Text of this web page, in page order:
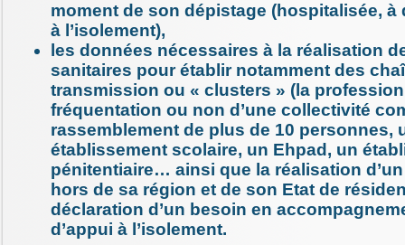
moment de son dépistage (hospitalisée, à
à l’isolement),
les données nécessaires à la réalisation
sanitaires pour établir notamment des
transmission ou « clusters » (la
fréquentation ou non d’une collectivité
rassemblement de plus de 10 personnes,
établissement scolaire, un Ehpad, un
pénitentiaire… ainsi que la réalisation
hors de sa région et de son Etat de
déclaration d’un besoin en
d’appui à l’isolement.